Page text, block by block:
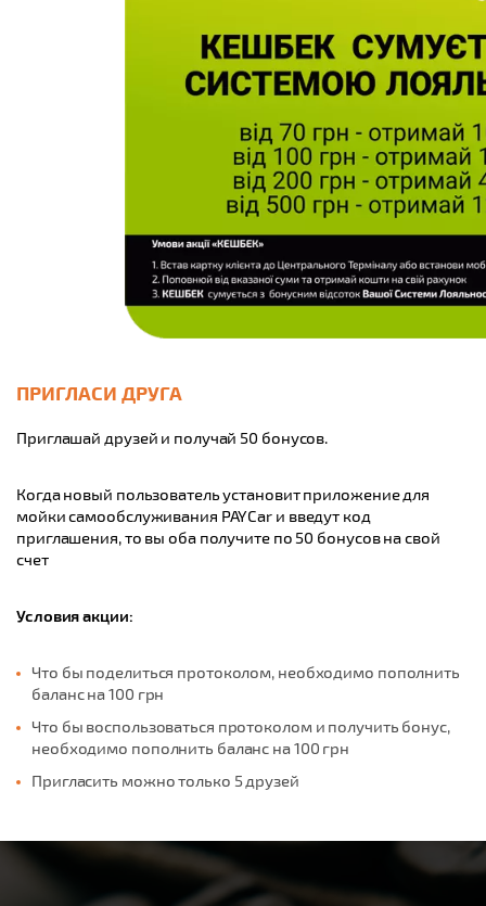
ПРИГЛАСИ ДРУГА
Приглашай друзей и получай 50 бонусов.
Когда новый пользователь установит приложение для
мойки самообслуживания PAYCar и введут код
приглашения, то вы оба получите по 50 бонусов на свой
счет
Условия акции:
Что бы поделиться протоколом, необходимо пополнить
баланс на 100 грн
Что бы воспользоваться протоколом и получить бонус,
необходимо пополнить баланс на 100 грн
Пригласить можно только 5 друзей